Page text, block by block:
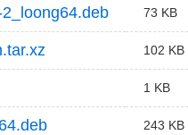
73 KB
102 KB
1 KB
243 KB